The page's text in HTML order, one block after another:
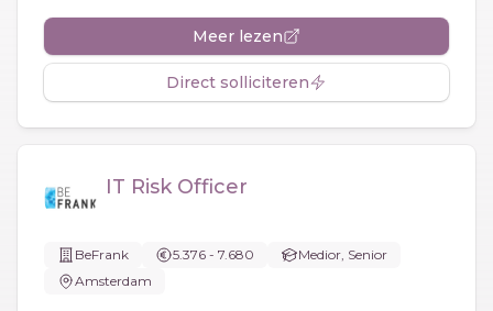
Meer lezen
Direct solliciteren
IT Risk Officer
BeFrank 5.376 - 7.680
Medior, Senior
Amsterdam